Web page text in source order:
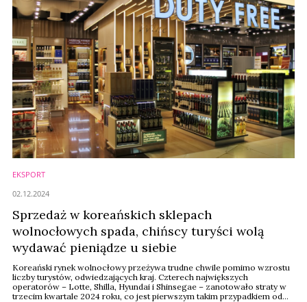
EKSPORT
Sprzedaż w koreańskich sklepach
wolnocłowych spada, chińscy turyści wolą
wydawać pieniądze u siebie
Koreański rynek wolnocłowy przeżywa trudne chwile pomimo wzrostu
liczby turystów, odwiedzających kraj. Czterech największych
operatorów – Lotte, Shilla, Hyundai i Shinsegae – zanotowało straty w
trzecim kwartale 2024 roku, co jest pierwszym takim przypadkiem od
02.12.2024